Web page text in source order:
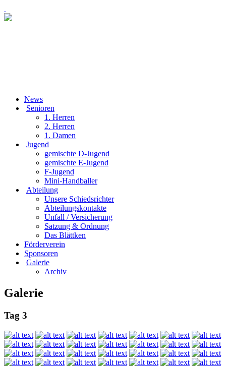
News
Senioren
1. Herren
2. Herren
1. Damen
Jugend
gemischte D-Jugend
gemischte E-Jugend
F-Jugend
Mini-Handballer
Abteilung
Unsere Schiedsrichter
Abteilungskontakte
Unfall / Versicherung
Satzung & Ordnung
Das Blättken
Förderverein
Sponsoren
Galerie
Archiv
Galerie
Tag 3